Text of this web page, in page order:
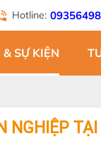
Hotline:
SỰ KIỆN
NGHIỆP